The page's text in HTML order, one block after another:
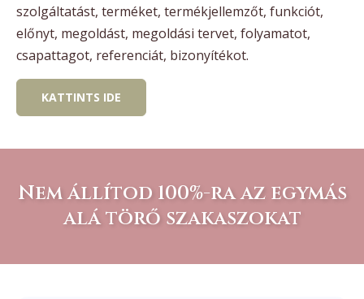
szolgáltatást, terméket, termékjellemzőt, funkciót,
előnyt, megoldást, megoldási tervet, folyamatot,
csapattagot, referenciát, bizonyítékot.
KATTINTS IDE
Nem állítod 100%-ra az egymás
alá törő szakaszokat